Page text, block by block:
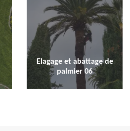
Elagage et abattage de
palmier 06